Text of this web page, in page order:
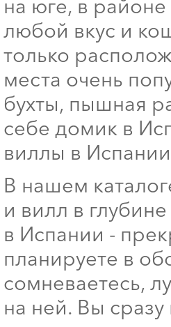
на юге, в
любой вкус и
только
места очень
бухты, пышная
себе домик в
виллы в
В нашем
и вилл в
в Испании -
планируете в
сомневаетесь,
на ней. Вы